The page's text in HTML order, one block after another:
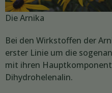
Die Arnika
Bei den Wirkstoffen der
erster Linie um die
mit ihren
Dihydrohelenalin.